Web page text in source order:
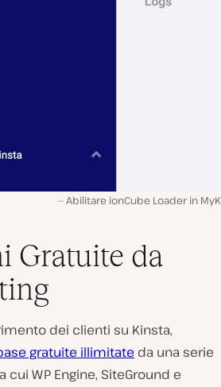
Abilitare ionCube Loader in
Gratuite da
dei clienti su Kinsta,
gratuite illimitate da una serie
cui WP Engine, SiteGround e